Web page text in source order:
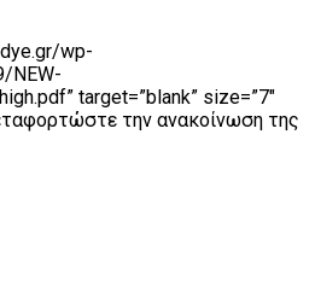
wp-
NEW-
target=”blank” size=”7″
την ανακοίνωση της